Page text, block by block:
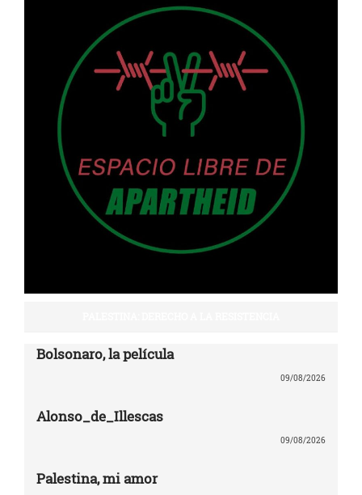
Bolsonaro, la película
09/08/2026
Alonso_de_Illescas
09/08/2026
Palestina, mi amor